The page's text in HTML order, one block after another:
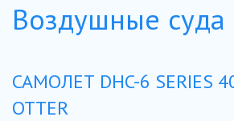
Воздушные суда
САМОЛЕТ DHC-6 SERIES
OTTER